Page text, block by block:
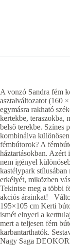
A vonzó Sandra fém
asztalváltozatot (160
egymásra rakható
kertekbe, teraszokba,
belső terekbe. Színes
kombinálva
fémbútorok? A
háztartásokban. Azért
nem igényel
kastélypark stílusában
erkélyét, miközben
Tekintse meg a többi
akciós árainkat!
195×105 cm Kerti
ismét elnyeri a
mert a teljesen fém
karbantarthatók.
Nagy Saga